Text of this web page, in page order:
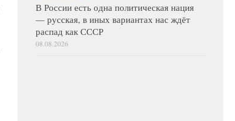
В России есть одна политическая нация
— русская, в иных вариантах нас ждёт
распад как СССР
08.08.2026